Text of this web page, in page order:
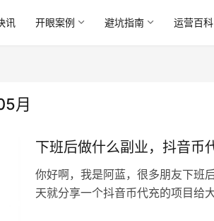
讯 开眼案例 避坑指南 运营百科
月
下班后做什么副业，抖音币
你好啊，我是阿蓝，很多朋友下班
天就分享一个抖音币代充的项目给